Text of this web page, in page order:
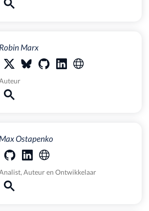
Robin Marx
Max Ostapenko
, Auteuren Ontwikkelaar